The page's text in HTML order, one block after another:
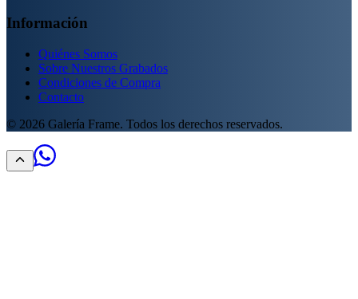
Información
Quiénes Somos
Sobre Nuestros Grabados
Condiciones de Compra
Contacto
© 2026 Galería Frame. Todos los derechos reservados.